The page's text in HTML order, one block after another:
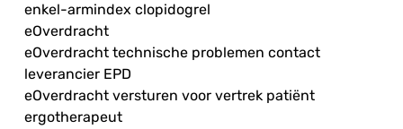
enkel-armindex clopidogrel
eOverdracht
eOverdracht technische problemen contact
leverancier EPD
eOverdracht versturen voor vertrek patiënt
ergotherapeut